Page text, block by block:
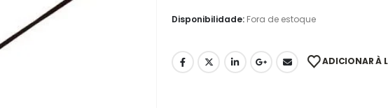
Disponibilidade: Fora de estoque
ADICIONAR À